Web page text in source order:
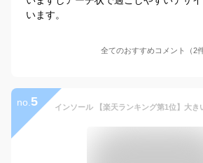
います。
全てのおすすめコメント（2件
no. 5